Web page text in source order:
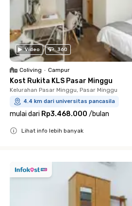
Video 360
Coliving • Campur
Kost Rukita KLS Pasar Minggu
Kelurahan Pasar Minggu, Pasar Minggu
4.4 km dari universitas pancasila
mulai dari Rp3.468.000 /bulan
Lihat info lebih banyak